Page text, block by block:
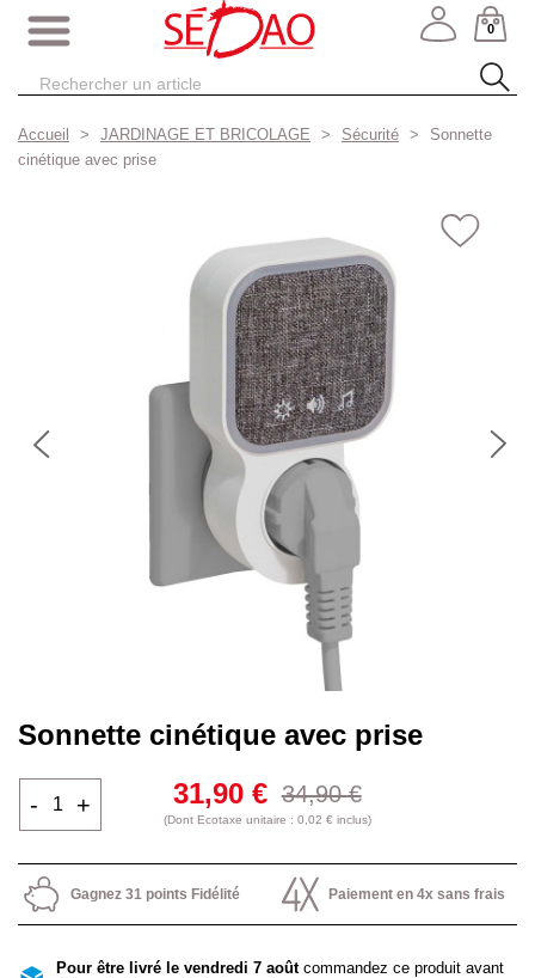
0
Accueil JARDINAGE ET BRICOLAGE Sécurité
Sonnette
cinétique avec prise
Sonnette cinétique avec prise
31,90 € 34,90 €
(Dont Ecotaxe unitaire : 0,02 € inclus)
- +
Gagnez 31 points Fidélité Paiement en 4x sans frais
Pour être livré le vendredi 7 aoûtcommandez ce produit avant